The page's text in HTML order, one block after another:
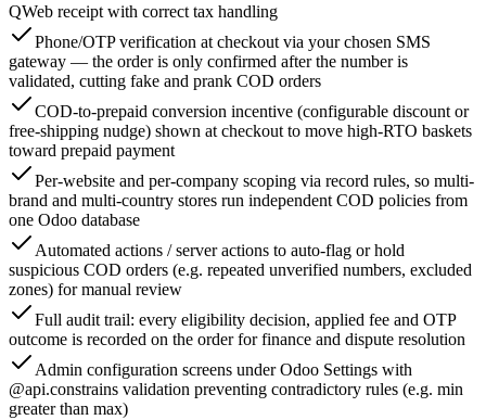
QWeb receipt with correct tax handling
Phone/OTP verification at checkout via your chosen SMS
gateway — the order is only confirmed after the number is
validated, cutting fake and prank COD orders
COD-to-prepaid conversion incentive (configurable discount or
free-shipping nudge) shown at checkout to move high-RTO baskets
toward prepaid payment
Per-website and per-company scoping via record rules, so multi-
brand and multi-country stores run independent COD policies from
one Odoo database
Automated actions / server actions to auto-flag or hold
suspicious COD orders (e.g. repeated unverified numbers, excluded
zones) for manual review
Full audit trail: every eligibility decision, applied fee and OTP
outcome is recorded on the order for finance and dispute resolution
Admin configuration screens under Odoo Settings with
@api.constrains validation preventing contradictory rules (e.g. min
greater than max)